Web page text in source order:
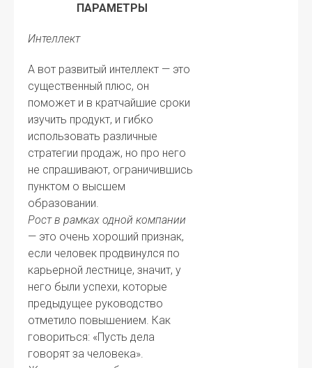
ПАРАМЕТРЫ
Интеллект
А вот развитый интеллект — это
существенный плюс, он
поможет и в кратчайшие сроки
изучить продукт, и гибко
использовать различные
стратегии продаж, но про него
не спрашивают, ограничившись
пунктом о высшем
образовании.
Рост в рамках одной компании
— это очень хороший признак,
если человек продвинулся по
карьерной лестнице, значит, у
него были успехи, которые
предыдущее руководство
отметило повышением. Как
говориться: «Пусть дела
говорят за человека».